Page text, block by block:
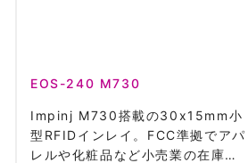
EOS-240 M730
Impinj M730搭載の30x15mm小
型RFIDインレイ。FCC準拠でアパ
レルや化粧品など小売業の在庫管